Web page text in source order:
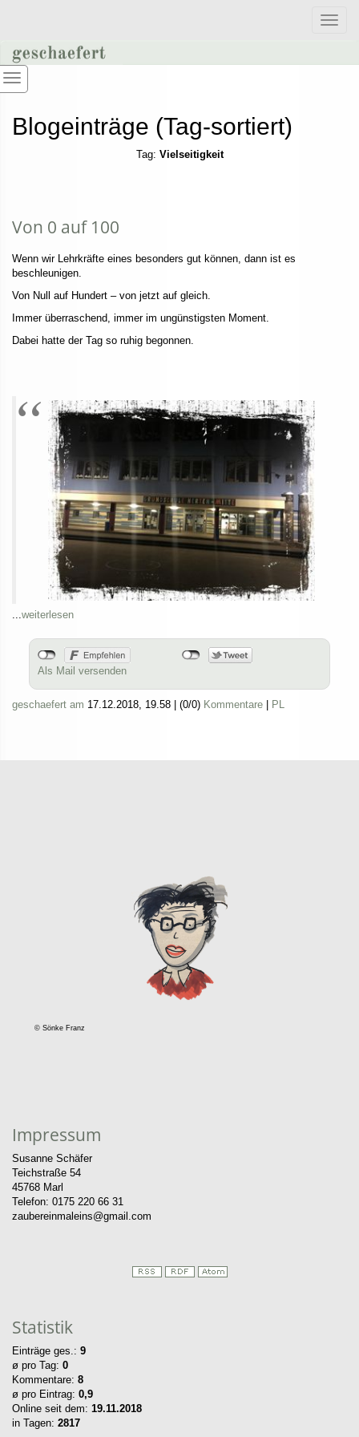
Toggle
Blogeinträge (Tag-sortiert)
Tag: Vielseitigkeit
Von 0 auf 100
Wenn wir Lehrkräfte eines besonders gut können, dann ist es
beschleunigen.
Von Null auf Hundert – von jetzt auf gleich.
Immer überraschend, immer im ungünstigsten Moment.
Dabei hatte der Tag so ruhig begonnen.
weiterlesen
Als Mail versenden
geschaefert am 17.12.2018, 19.58 (0/0) Kommentare PL
© Sönke Franz
Impressum
Susanne Schäfer
Teichstraße 54
45768 Marl
Telefon: 0175 220 66 31
zaubereinmaleins@gmail.com
Statistik
Einträge ges.: 9
ø pro Tag: 0
Kommentare: 8
ø pro Eintrag: 0,9
Online seit dem: 19.11.2018
in Tagen: 2817